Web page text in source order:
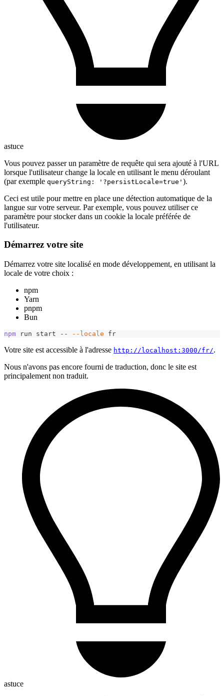
astuce
Vous pouvez passer un paramètre de requête qui sera ajouté à l'URL
lorsque l'utilisateur change la locale en utilisant le menu déroulant
(par exemple queryString: '?persistLocale=true' ).
Ceci est utile pour mettre en place une détection automatique de la
langue sur votre serveur. Par exemple, vous pouvez utiliser ce
paramètre pour stocker dans un cookie la locale préférée de
l'utilisateur.
Démarrez votre site
Démarrez votre site localisé en mode développement, en utilisant la
locale de votre choix :
npm
Yarn
pnpm
Bun
npm run start -- --locale fr
Votre site est accessible à l'adresse http://localhost:3000/fr/.
Nous n'avons pas encore fourni de traduction, donc le site est
principalement non traduit.
astuce